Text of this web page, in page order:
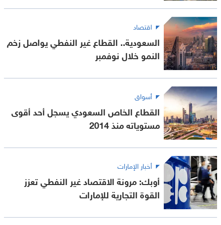
اقتصاد
السعودية.. القطاع غير النفطي يواصل زخم
النمو خلال نوفمبر
أسواق
القطاع الخاص السعودي يسجل أحد أقوى
مستوياته منذ 2014
أخبار الإمارات
أوبك: مرونة الاقتصاد غير النفطي تعزز
القوة التجارية للإمارات